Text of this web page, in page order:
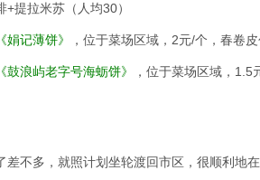
+提拉米苏（人均30）
娟记薄饼》 ，位于菜场区域，2元/个，春卷
鼓浪屿老字号海蛎饼》
，位于菜场区域，
差不多，就照计划坐轮渡回市区，很顺利地